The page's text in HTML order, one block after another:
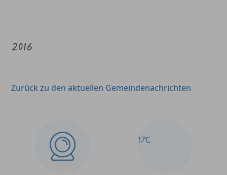
2016
Zurück zu den aktuellen Gemeindenachrichten
17°C